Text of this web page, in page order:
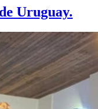
Uruguay.